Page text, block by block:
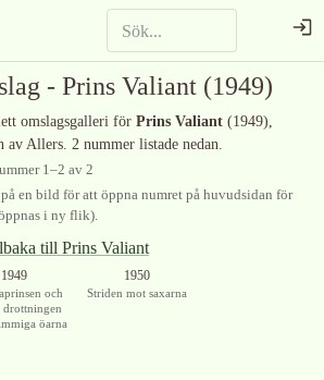
- Prins Valiant (1949)
omslagsgalleri för Prins Valiant (1949),
av Allers. 2 nummer listade nedan.
1–2 av 2
en bild för att öppna numret på huvudsidan för
i ny flik).
till Prins Valiant
1949
och
drottningen
öarna
1950
Striden mot saxarna